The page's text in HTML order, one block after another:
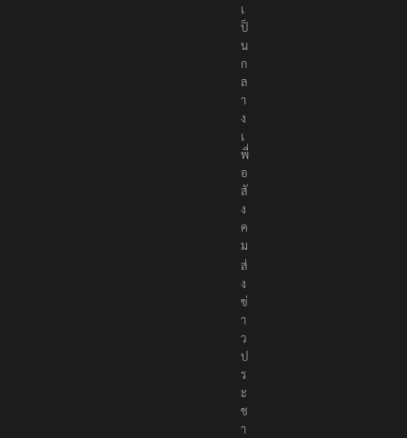
เ
ป็
น
ก
ล
า
ง
เ
พื่
อ
สั
ง
ค
ม
ส่
ง
ข่
า
ว
ป
ร
ะ
ช
า